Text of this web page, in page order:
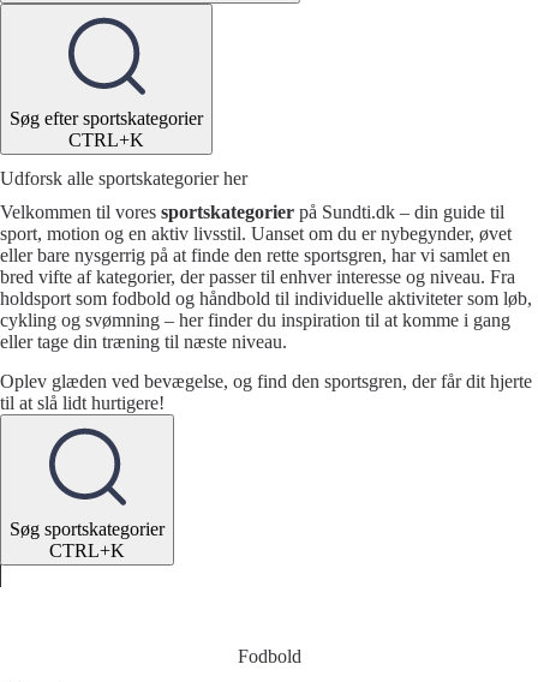
Søg efter sportskategorier
CTRL+K
Udforsk alle sportskategorier her
Velkommen til vores sportskategorier på Sundti.dk – din guide til
sport, motion og en aktiv livsstil. Uanset om du er nybegynder, øvet
eller bare nysgerrig på at finde den rette sportsgren, har vi samlet en
bred vifte af kategorier, der passer til enhver interesse og niveau. Fra
holdsport som fodbold og håndbold til individuelle aktiviteter som løb,
cykling og svømning – her finder du inspiration til at komme i gang
eller tage din træning til næste niveau.
Oplev glæden ved bevægelse, og find den sportsgren, der får dit hjerte
til at slå lidt hurtigere!
Søg sportskategorier
CTRL+K
Fodbold